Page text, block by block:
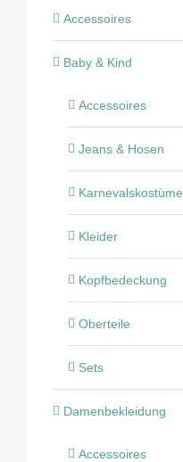
Accessoires
Baby & Kind
Accessoires
Jeans & Hosen
Karnevalskostüme
Kleider
Kopfbedeckung
Oberteile
Sets
Damenbekleidung
Accessoires